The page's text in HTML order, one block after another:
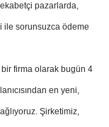
pazarlarda,
ile sorunsuzca ödeme
firma olarak bugün 4
en yeni,
Şirketimiz,